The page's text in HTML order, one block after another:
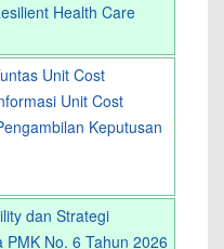
Health Care
Unit Cost
Unit Cost
Keputusan
dan Strategi
PMK No. 6 Tahun 2026